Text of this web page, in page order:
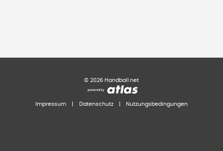
© 2026 Handball.net
Impressum Datenschutz Nutzungsbedingungen